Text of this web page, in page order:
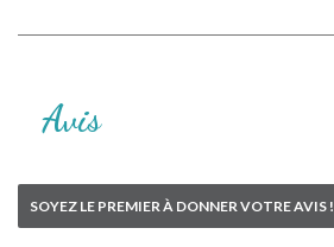
Avis
SOYEZ LE PREMIER À DONNER VOTRE AVIS !